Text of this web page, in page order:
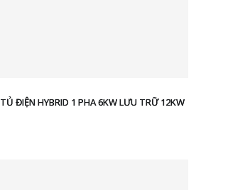
TỦ ĐIỆN HYBRID 1 PHA 6KW LƯU TRỮ 12KW